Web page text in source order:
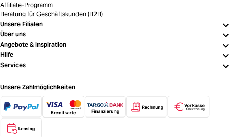
Affiliate-Programm
Beratung für Geschäftskunden (B2B)
Unsere Filialen
Über uns
Angebote & Inspiration
Hilfe
Services
Unsere Zahlmöglichkeiten